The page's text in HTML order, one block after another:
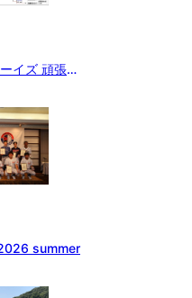
イズ 頑張
summer